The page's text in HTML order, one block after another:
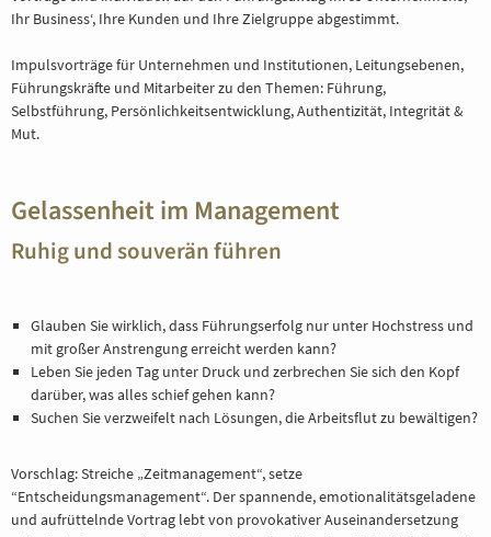
Ihr Business‘, Ihre Kunden und Ihre Zielgruppe abgestimmt.
Impulsvorträge für Unternehmen und Institutionen, Leitungsebenen,
Führungskräfte und Mitarbeiter zu den Themen: Führung,
Selbstführung, Persönlichkeitsentwicklung, Authentizität, Integrität &
Mut.
Gelassenheit im Management
Ruhig und souverän führen
Glauben Sie wirklich, dass Führungserfolg nur unter Hochstress und
mit großer Anstrengung erreicht werden kann?
Leben Sie jeden Tag unter Druck und zerbrechen Sie sich den Kopf
darüber, was alles schief gehen kann?
Suchen Sie verzweifelt nach Lösungen, die Arbeitsflut zu bewältigen?
Vorschlag: Streiche „Zeitmanagement“, setze
“Entscheidungsmanagement“. Der spannende, emotionalitätsgeladene
und aufrüttelnde Vortrag lebt von provokativer Auseinandersetzung